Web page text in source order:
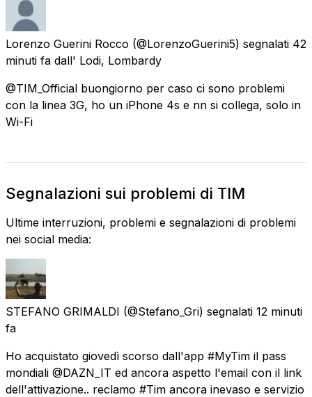
Lorenzo Guerini Rocco (@LorenzoGuerini5) segnalati 42
minuti fa dall' Lodi, Lombardy
@TIM_Official buongiorno per caso ci sono problemi
con la linea 3G, ho un iPhone 4s e nn si collega, solo in
Wi-Fi
Segnalazioni sui problemi di TIM
Ultime interruzioni, problemi e segnalazioni di problemi
nei social media:
STEFANO GRIMALDI (@Stefano_Gri) segnalati 12 minuti
fa
Ho acquistato giovedì scorso dall'app #MyTim il pass
mondiali @DAZN_IT ed ancora aspetto l'email con il link
dell'attivazione.. reclamo #Tim ancora inevaso e servizio